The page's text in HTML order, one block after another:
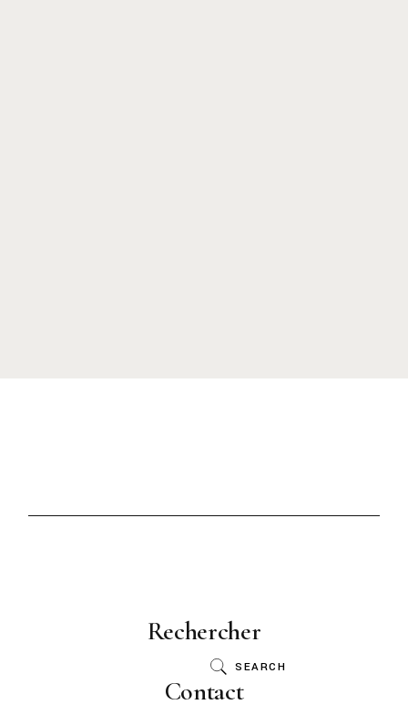
Rechercher
SEARCH
Contact